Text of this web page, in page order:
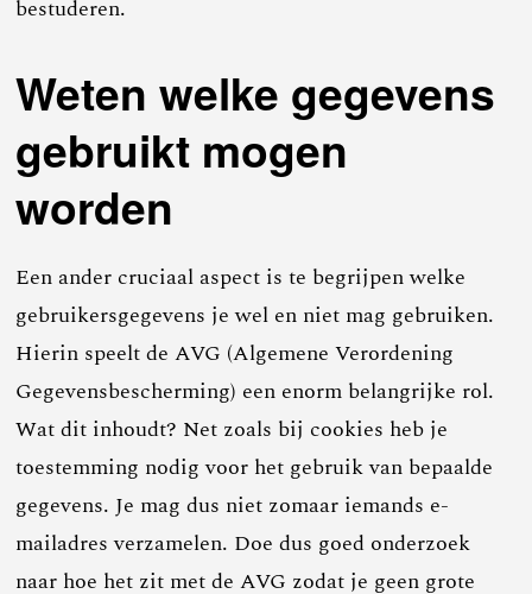
bestuderen.
Weten welke gegevens
gebruikt mogen
worden
Een ander cruciaal aspect is te begrijpen welke
gebruikersgegevens je wel en niet mag gebruiken.
Hierin speelt de AVG (Algemene Verordening
Gegevensbescherming) een enorm belangrijke rol.
Wat dit inhoudt? Net zoals bij cookies heb je
toestemming nodig voor het gebruik van bepaalde
gegevens. Je mag dus niet zomaar iemands e-
mailadres verzamelen. Doe dus goed onderzoek
naar hoe het zit met de AVG zodat je geen grote